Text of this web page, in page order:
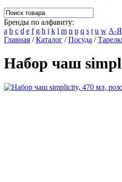
Бренды по алфавиту:
a b c d e f g h i k l m n p q s t u w А-Я
Главная /Каталог /Посуда /
Набор чаш